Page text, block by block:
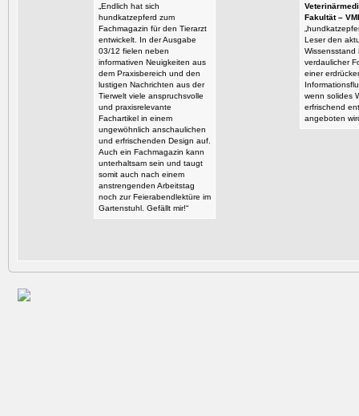
„Endlich hat sich
hundkatzepferd zum
Fachmagazin für den Tierarzt
entwickelt. In der Ausgabe
03/12 fielen neben
informativen Neuigkeiten aus
dem Praxisbereich und den
lustigen Nachrichten aus der
Tierwelt viele anspruchsvolle
und praxisrelevante
Fachartikel in einem
ungewöhnlich anschaulichen
und erfrischenden Design auf.
Auch ein Fachmagazin kann
unterhaltsam sein und taugt
somit auch nach einem
anstrengenden Arbeitstag
noch zur Feierabendlektüre im
Gartenstuhl. Gefällt mir!“
Fakultät –
Leser den
Wissensstand
verdaulicher
einer
wenn solides
erfrischend
angeboten